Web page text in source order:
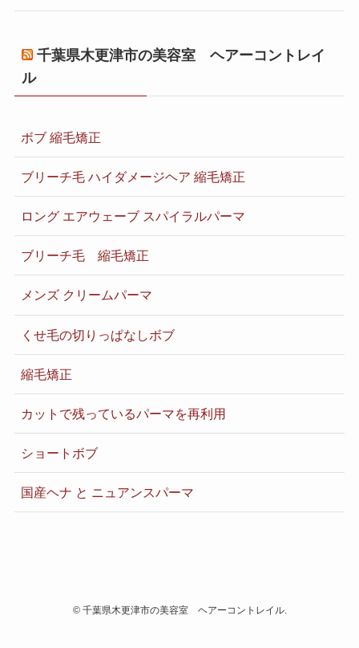
千葉県木更津市の美容室 ヘアーコントレイ
ル
ボブ 縮毛矯正
ブリーチ毛 ハイダメージヘア 縮毛矯正
ロング エアウェーブ スパイラルパーマ
ブリーチ毛 縮毛矯正
メンズ クリームパーマ
くせ毛の切りっぱなしボブ
縮毛矯正
カットで残っているパーマを再利用
ショートボブ
国産ヘナ と ニュアンスパーマ
©千葉県木更津市の美容室 ヘアーコントレイル.